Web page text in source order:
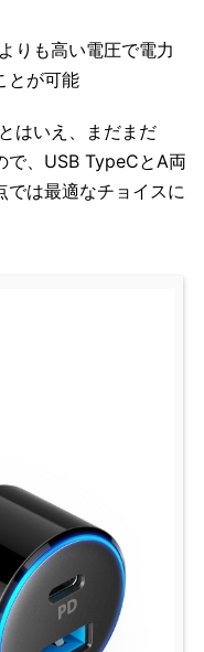
りも高い電圧で電力
とが可能
はいえ、まだまだ
で、USB TypeCとA両
では最適なチョイスに